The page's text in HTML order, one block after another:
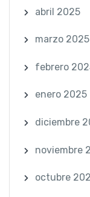
abril 2025
marzo 2025
febrero
enero 2025
diciembre
noviembre
octubre